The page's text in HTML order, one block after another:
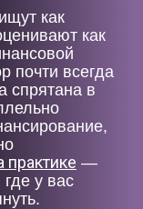
как
как
почти всегда
спрятана в
практике —
у вас